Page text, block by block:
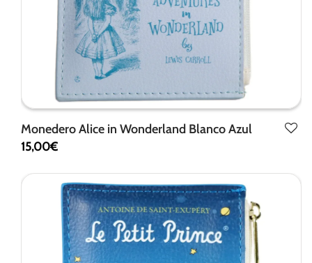
Monedero Alice in Wonderland Blanco Azul
15,00€